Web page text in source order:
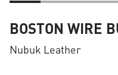
BOSTON WIRE
Nubuk Leather